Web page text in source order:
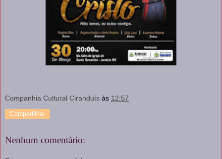
Companhia Cultural Ciranduís às 12:57
Compartilhar
Nenhum comentário: